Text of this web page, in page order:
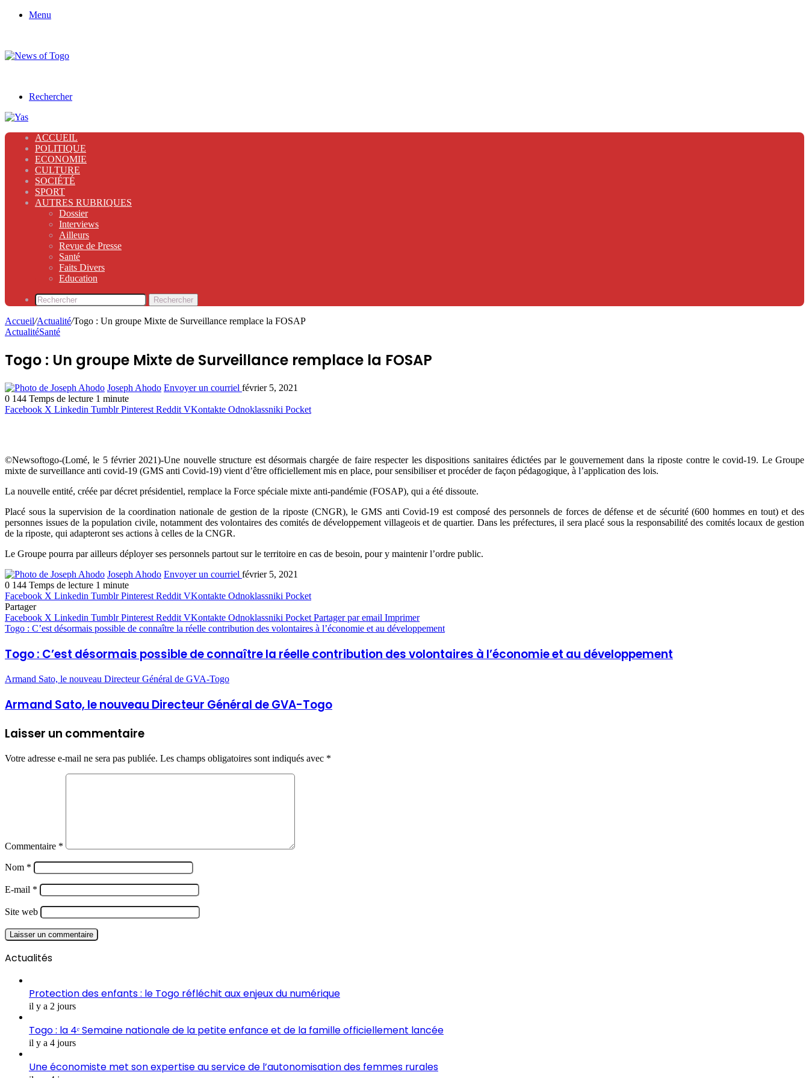
Menu
Rechercher
ACCUEIL
POLITIQUE
ECONOMIE
CULTURE
SOCIÉTÉ
SPORT
AUTRES RUBRIQUES
Dossier
Interviews
Ailleurs
Revue de Presse
Santé
Faits Divers
Education
Rechercher
Accueil/Actualité/Togo : Un groupe Mixte de Surveillance remplace la FOSAP
ActualitéSanté
Togo : Un groupe Mixte de Surveillance remplace la FOSAP
Joseph Ahodo Envoyer un courriel février 5, 2021
0 144 Temps de lecture 1 minute
Facebook X Linkedin Tumblr Pinterest Reddit VKontakte Odnoklassniki Pocket
©Newsoftogo-(Lomé, le 5 février 2021)-Une nouvelle structure est désormais chargée de faire respecter les dispositions sanitaires édictées par le gouvernement dans la riposte contre le covid-19. Le Groupe
mixte de surveillance anti covid-19 (GMS anti Covid-19) vient d’être officiellement mis en place, pour sensibiliser et procéder de façon pédagogique, à l’application des lois.
La nouvelle entité, créée par décret présidentiel, remplace la Force spéciale mixte anti-pandémie (FOSAP), qui a été dissoute.
Placé sous la supervision de la coordination nationale de gestion de la riposte (CNGR), le GMS anti Covid-19 est composé des personnels de forces de défense et de sécurité (600 hommes en tout) et des
personnes issues de la population civile, notamment des volontaires des comités de développement villageois et de quartier. Dans les préfectures, il sera placé sous la responsabilité des comités locaux de gestion
de la riposte, qui adapteront ses actions à celles de la CNGR.
Le Groupe pourra par ailleurs déployer ses personnels partout sur le territoire en cas de besoin, pour y maintenir l’ordre public.
Joseph Ahodo Envoyer un courriel février 5, 2021
0 144 Temps de lecture 1 minute
Facebook X Linkedin Tumblr Pinterest Reddit VKontakte Odnoklassniki Pocket
Partager
Facebook X Linkedin Tumblr Pinterest Reddit VKontakte Odnoklassniki Pocket Partager par email Imprimer
Togo : C’est désormais possible de connaître la réelle contribution des volontaires à l’économie et au développement
Togo : C’est désormais possible de connaître la réelle contribution des volontaires à l’économie et au développement
Armand Sato, le nouveau Directeur Général de GVA-Togo
Armand Sato, le nouveau Directeur Général de GVA-Togo
Laisser un commentaire
Votre adresse e-mail ne sera pas publiée. Les champs obligatoires sont indiqués avec *
Commentaire *
Nom *
E-mail *
Site web
Actualités
Protection des enfants : le Togo réfléchit aux enjeux du numérique
il y a 2 jours
Togo : la 4ᵉ Semaine nationale de la petite enfance et de la famille officiellement lancée
il y a 4 jours
Une économiste met son expertise au service de l’autonomisation des femmes rurales